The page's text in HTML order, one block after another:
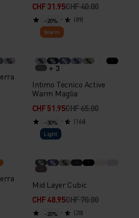
CHF 31.95CHF 40.00
(89)
%
-20%
Warm
% % % % %
+ 3
Intimo Tecnico Active
Warm Maglia
CHF 51.95CHF 65.00
(166)
-30%
Light
% % %
Mid Layer Cubic
CHF 48.95CHF 70.00
(28)
-20%